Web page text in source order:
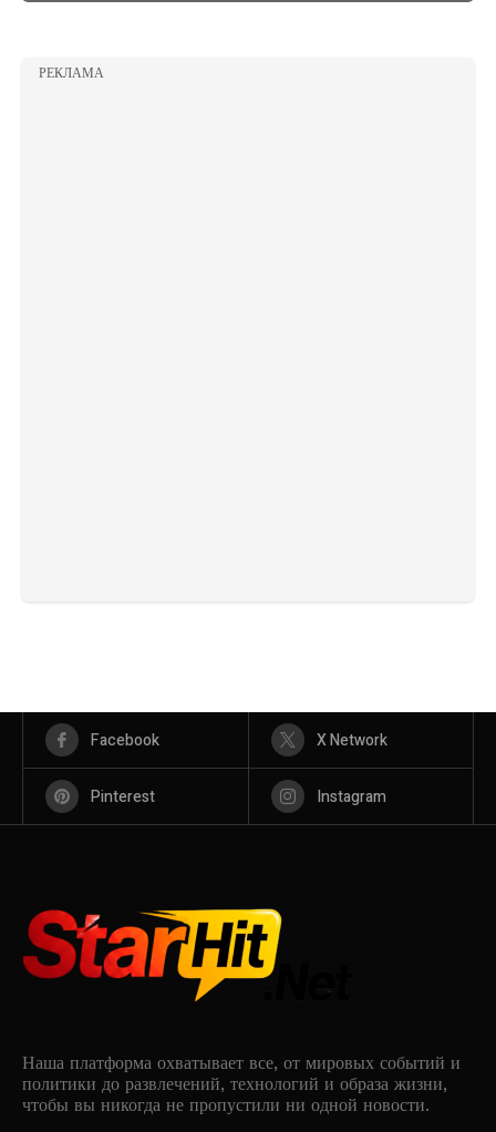
РЕКЛАМА
Facebook X Network
Pinterest Instagram
Наша платформа охватывает все, от мировых событий и
политики до развлечений, технологий и образа жизни,
чтобы вы никогда не пропустили ни одной новости.